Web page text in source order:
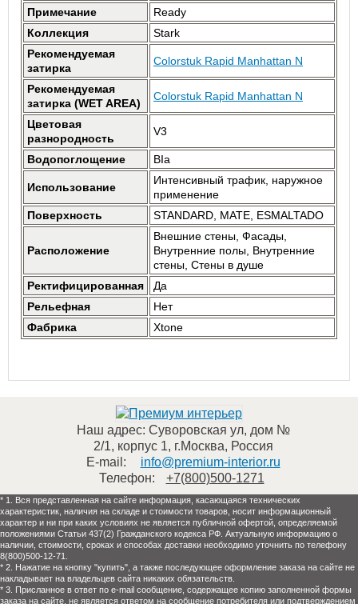
Примечание
Ready
Коллекция
Stark
Рекомендуемая
затирка
Colorstuk Rapid Manhattan N
Рекомендуемая
затирка (WET AREA)
Colorstuk Rapid Manhattan N
Цветовая
разнородность
V3
Водопоглощение BIa
Использование
Интенсивный трафик, наружное
применение
Поверхность
STANDARD, MATE, ESMALTADO
Расположение
Внешние стены, Фасады,
Внутренние полы, Внутренние
стены, Стены в душе
Ректифицированная
Да
Рельефная
Нет
Фабрика
Xtone
Наш адрес: Суворовская ул, дом №
2/1, корпус 1, г.Москва, Россия
E-mail:
info@premium-interior.ru
Телефон:
+7(800)500-1271
* 1. Вся представленная на сайте информация, касающаяся технических
характеристик, наличия на складе и стоимости товаров, носит информационный
характер и ни при каких условиях не является публичной офертой, определяемой
положениями Статьи 437(2) Гражданского кодекса РФ. Актуальную информацию о
наличии, стоимости, сроках и способах доставки необходимо уточнить по телефону
8(800)500-12-71.
* 2. Нажатие на кнопку "купить", а также последующее оформление заказа на сайте не
накладывает на владельцев сайта никаких обязательств.
* 3. Присланное в ответ по e-mail сообщение, содержащее копию заполненной формы
заказа на сайте, не является ответом на сообщение потребителя или подтверждением